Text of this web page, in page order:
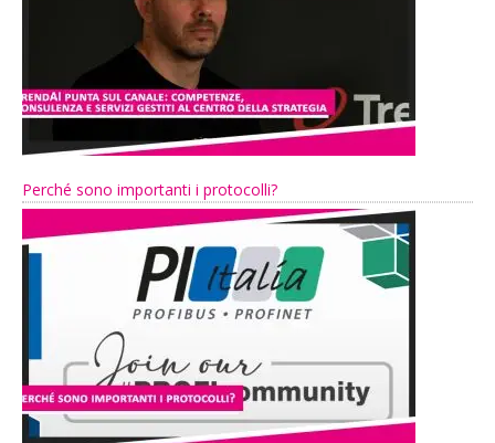
Perché sono importanti i protocolli?